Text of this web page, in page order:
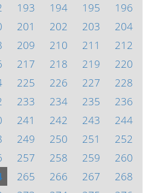
193 194 195
196
201 202 203
204
209 210 211
212
217 218 219
220
225 226 227
228
233 234 235
236
241 242 243
244
249 250 251
252
257 258 259
260
265 266 267
268